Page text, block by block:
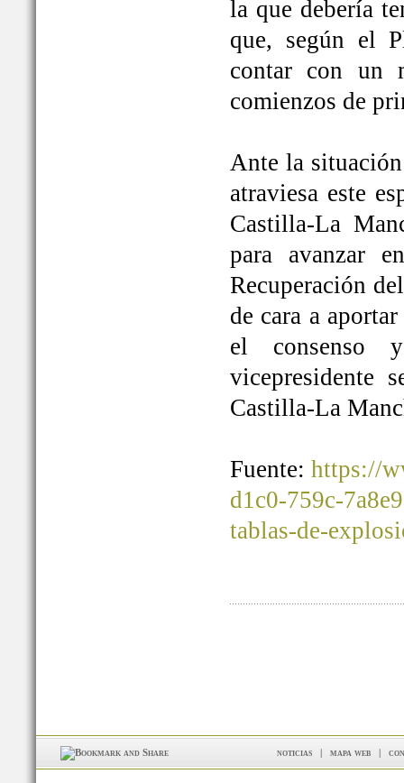
la que debería
que, según el
contar con un
comienzos de
Ante la
atraviesa este
Castilla-La
para avanzar
Recuperación
de cara a
el consenso
vicepresidente
Castilla-La
Fuente: https://
d1c0-759c-
tablas-de-
noticias | mapa web |